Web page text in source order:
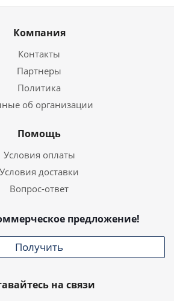
Компания
Контакты
Партнеры
Политика
об организации
Помощь
Условия оплаты
Условия доставки
Вопрос-ответ
предложение!
Получить
на связи